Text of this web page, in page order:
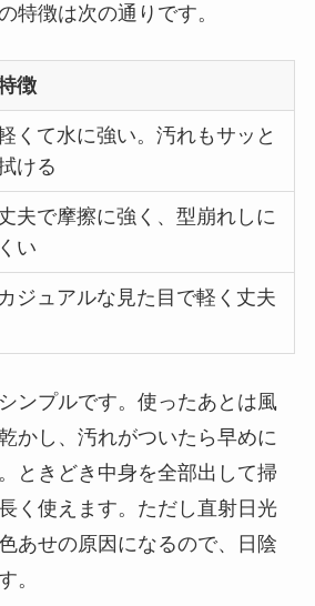
特徴は次の通りです。
徴
くて水に強い。汚れもサッと
ける
夫で摩擦に強く、型崩れしに
くい
カジュアルな見た目で軽く丈夫
ンプルです。使ったあとは風
かし、汚れがついたら早めに
ときどき中身を全部出して掃
く使えます。ただし直射日光
あせの原因になるので、日陰
。